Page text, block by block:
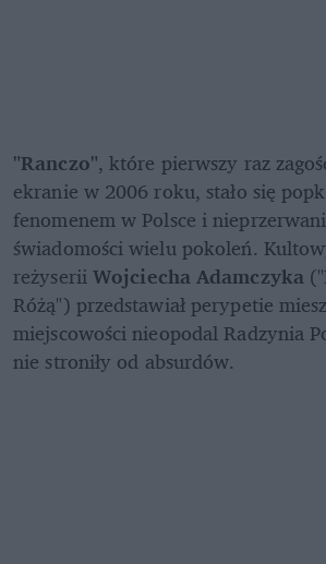
"Ranczo", które pierwszy raz
ekranie w 2006 roku, stało się
fenomenem w Polsce i
świadomości wielu pokoleń.
reżyserii Wojciecha Adamczyka
Różą") przedstawiał perypetie
miejscowości nieopodal Radzynia
nie stroniły od absurdów.